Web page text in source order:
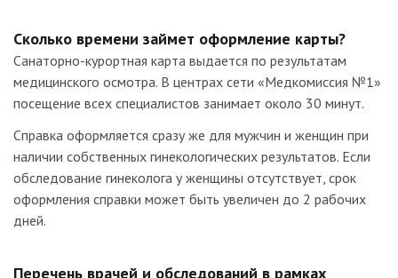
Сколько времени займет оформление карты?
Санаторно-курортная карта выдается по результатам
медицинского осмотра. В центрах сети «Медкомиссия №1»
посещение всех специалистов занимает около 30 минут.
Справка оформляется сразу же для мужчин и женщин при
наличии собственных гинекологических результатов. Если
обследование гинеколога у женщины отсутствует, срок
оформления справки может быть увеличен до 2 рабочих
дней.
Перечень врачей и обследований в рамках